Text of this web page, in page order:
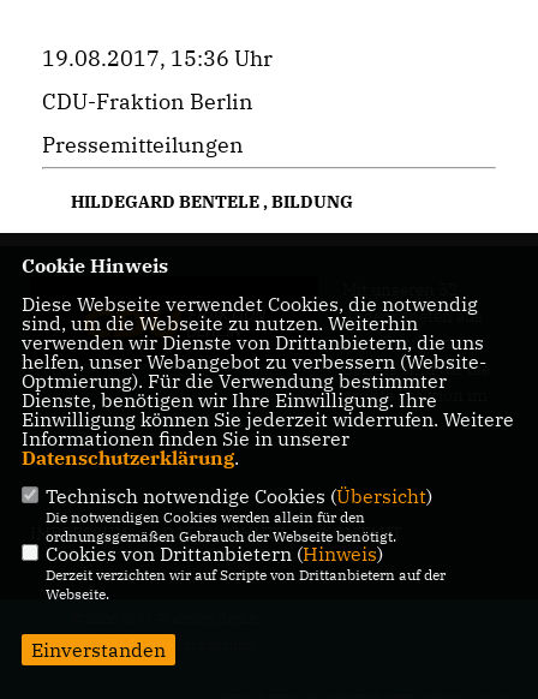
19.08.2017, 15:36 Uhr
CDU-Fraktion Berlin
Pressemitteilungen
HILDEGARD BENTELE,BILDUNG
Abgeordneten aus
allen Bezirken
Berlins sind wir die
größte Fraktion im
Berliner Abgeordnetenhaus.
IMPRESSUM DATENSCHUTZ KONTAKT
Alle Rechte vorbehalten.
Cookie Hinweis
Diese Webseite verwendet Cookies, die notwendig
sind, um die Webseite zu nutzen. Weiterhin
verwenden wir Dienste von Drittanbietern, die uns
helfen, unser Webangebot zu verbessern (Website-
Optmierung). Für die Verwendung bestimmter
Dienste, benötigen wir Ihre Einwilligung. Ihre
Einwilligung können Sie jederzeit widerrufen. Weitere
Informationen finden Sie in unserer
Datenschutzerklärung.
Technisch notwendige Cookies (Übersicht)
Die notwendigen Cookies werden allein für den
ordnungsgemäßen Gebrauch der Webseite benötigt.
Cookies von Drittanbietern (Hinweis)
Derzeit verzichten wir auf Scripte von Drittanbietern auf der
Webseite.
Einverstanden